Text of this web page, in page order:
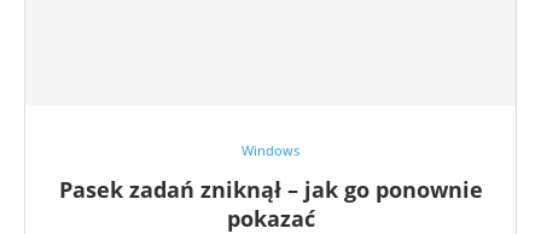
Windows
Pasek zadań zniknął – jak go ponownie
pokazać